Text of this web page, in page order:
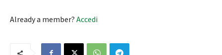
Already a member? Accedi